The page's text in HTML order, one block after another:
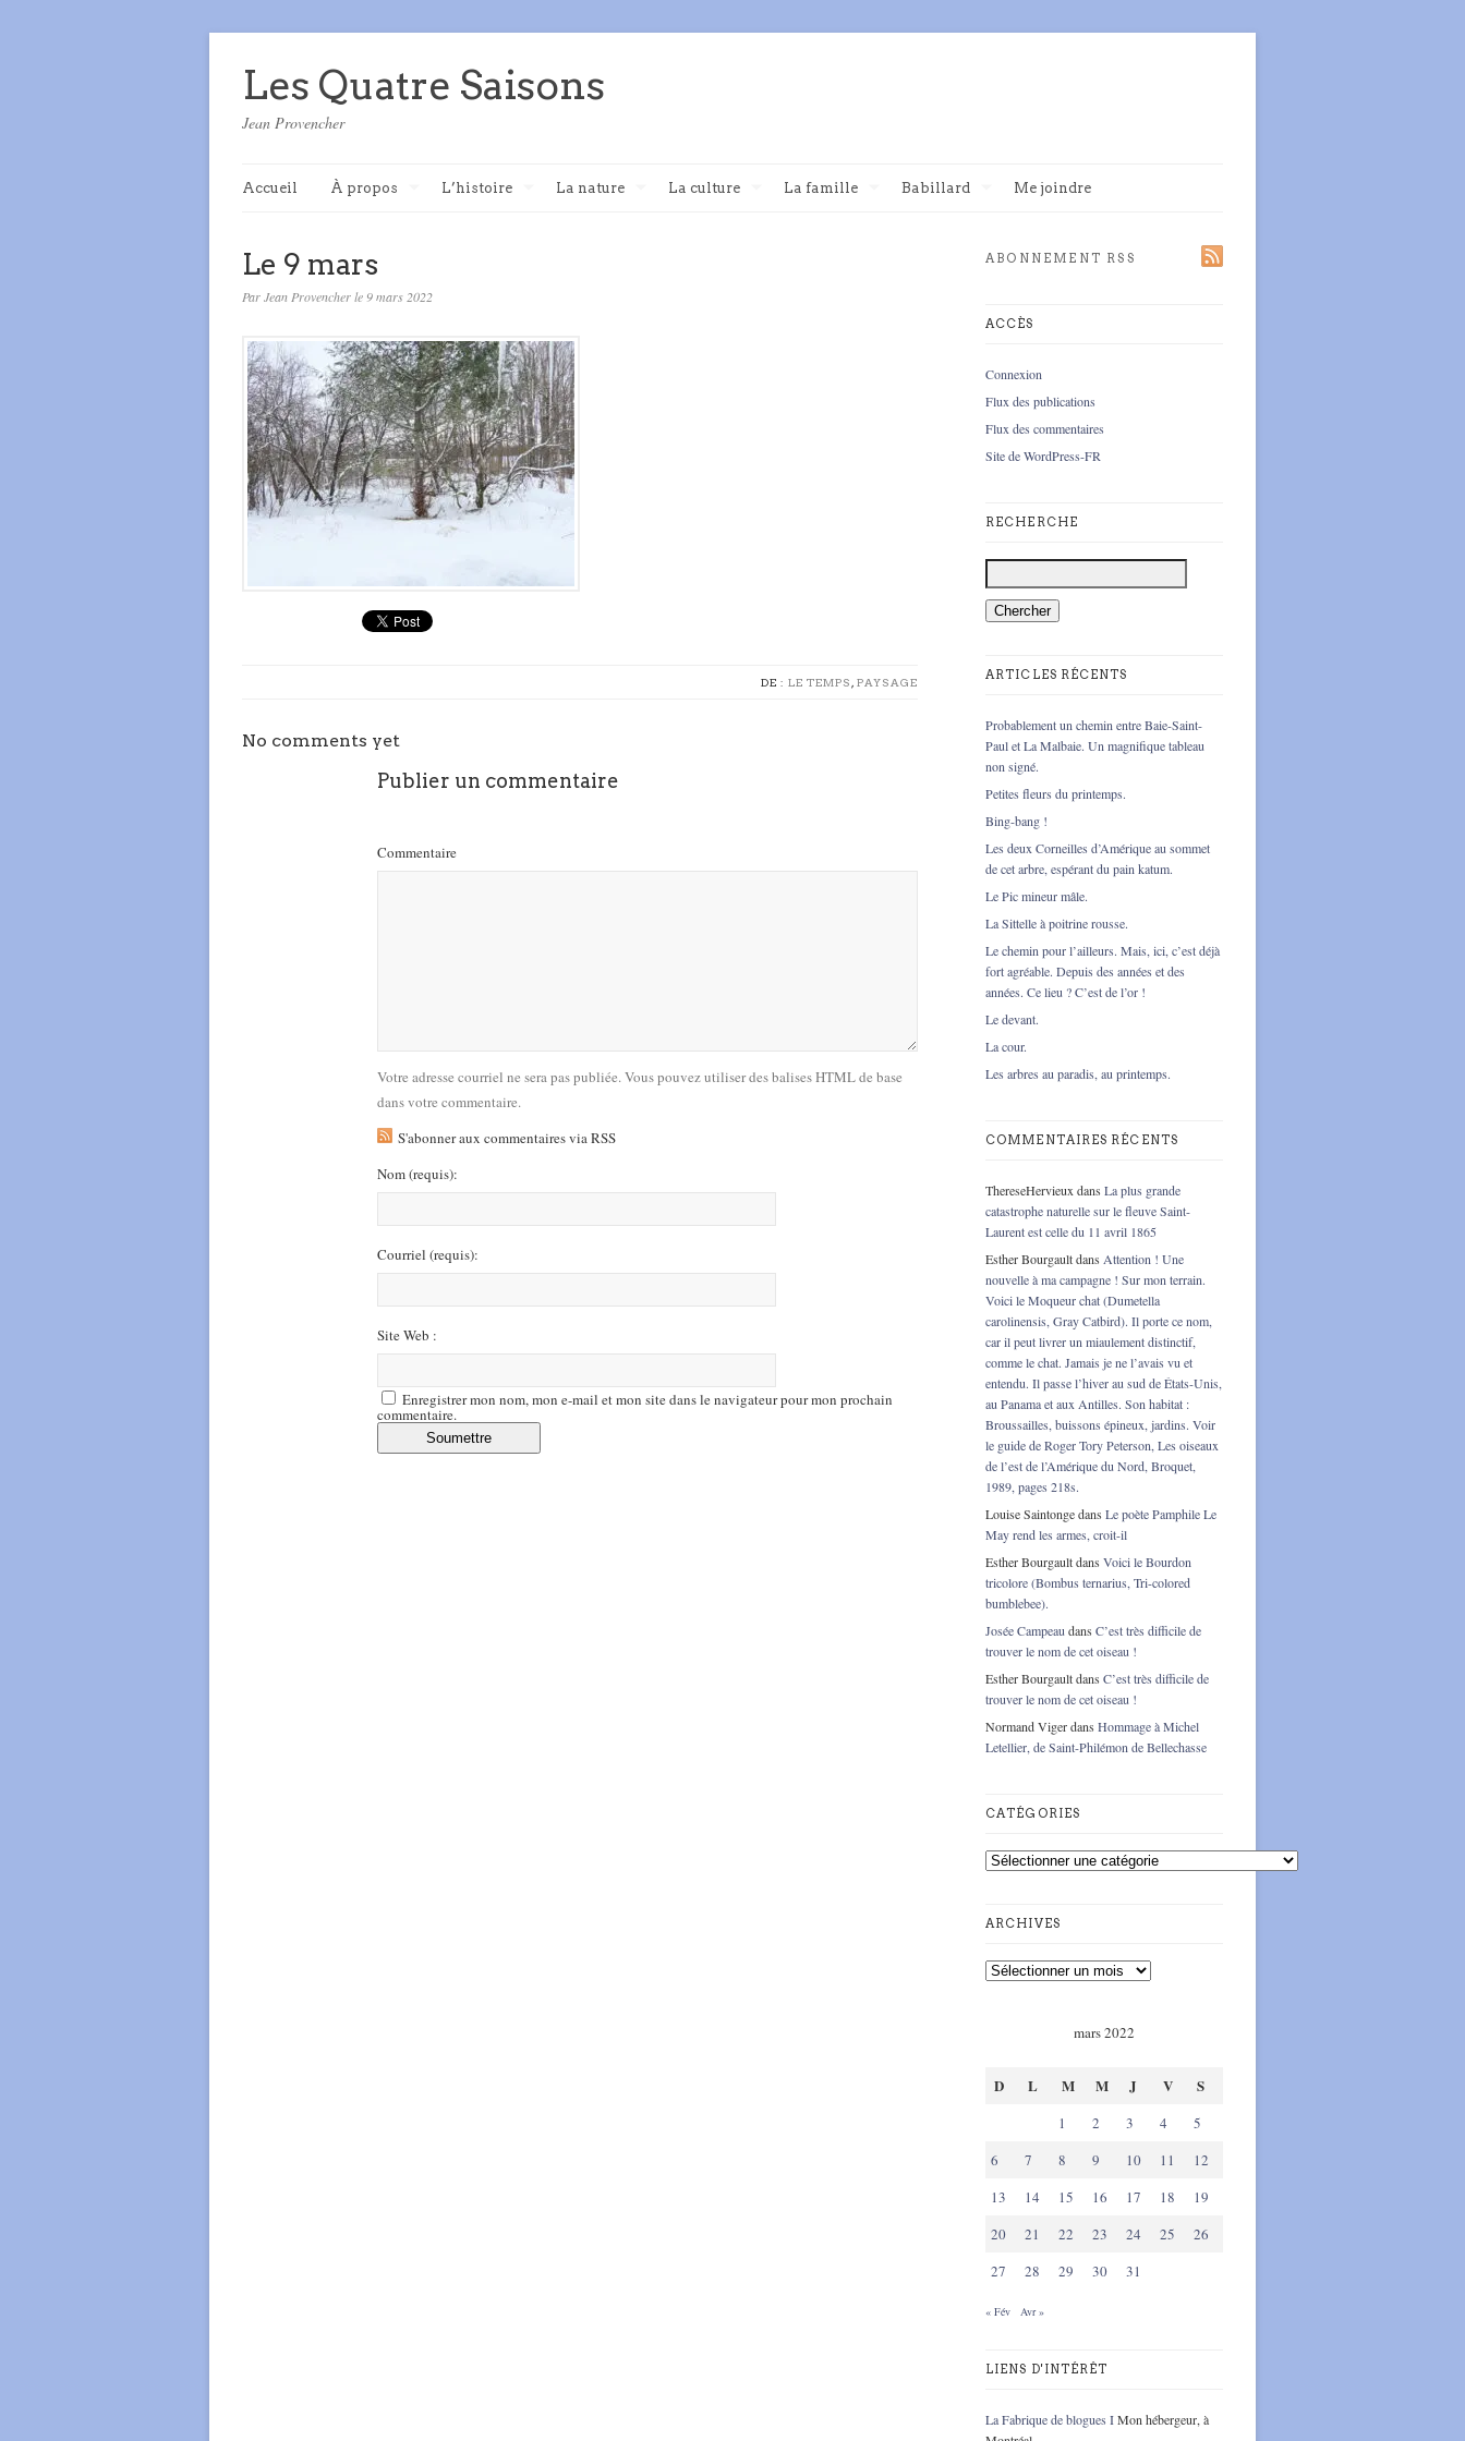
Les Quatre Saisons
Jean Provencher
Accueil À propos L’histoire La nature La culture La famille Babillard Me joindre
Le 9 mars
Par Jean Provencher le 9 mars 2022
DE : LE TEMPS , PAYSAGE
No comments yet
Publier un commentaire
Commentaire
Votre adresse courriel ne sera pas publiée. Vous pouvez utiliser des balises HTML de base
dans votre commentaire.
S'abonner aux commentaires via RSS
Nom(requis):
Courriel (requis):
Site Web :
Enregistrer mon nom, mon e-mail et mon site dans le navigateur pour mon prochain
commentaire.
ABONNEMENT RSS
ACCÈS
Connexion
Flux des publications
Flux des commentaires
Site de WordPress-FR
RECHERCHE
ARTICLES RÉCENTS
Probablement un chemin entre Baie-Saint-
Paul et La Malbaie. Un magnifique tableau
non signé.
Petites fleurs du printemps.
Bing-bang !
Les deux Corneilles d’Amérique au sommet
de cet arbre, espérant du pain katum.
Le Pic mineur mâle.
La Sittelle à poitrine rousse.
Le chemin pour l’ailleurs. Mais, ici, c’est déjà
fort agréable. Depuis des années et des
années. Ce lieu ? C’est de l’or !
Le devant.
La cour.
Les arbres au paradis, au printemps.
COMMENTAIRES RÉCENTS
ThereseHervieux dans La plus grande
catastrophe naturelle sur le fleuve Saint-
Laurent est celle du 11 avril 1865
Esther Bourgaultdans Attention ! Une
nouvelle à ma campagne ! Sur mon terrain.
Voici le Moqueur chat (Dumetella
carolinensis, Gray Catbird). Il porte ce nom,
car il peut livrer un miaulement distinctif,
comme le chat. Jamais je ne l’avais vu et
entendu. Il passe l’hiver au sud de États-Unis,
au Panama et aux Antilles. Son habitat :
Broussailles, buissons épineux, jardins. Voir
le guide de Roger Tory Peterson, Les oiseaux
de l’est de l’Amérique du Nord, Broquet,
1989, pages 218s.
Louise Saintongedans Le poète Pamphile Le
May rend les armes, croit-il
Esther Bourgaultdans Voici le Bourdon
tricolore (Bombus ternarius, Tri-colored
bumblebee).
Josée Campeau dans C’est très difficile de
trouver le nom de cet oiseau !
Esther Bourgaultdans C’est très difficile de
trouver le nom de cet oiseau !
Normand Vigerdans Hommage à Michel
Letellier, de Saint-Philémon de Bellechasse
CATÉGORIES
ARCHIVES
mars 2022
D L M M J V S
1 2 3 4
5
6
7 8 9 10 11
12
13
14 15 16 17 18
19
20
21 22 23 24 25
26
27
28 29 30 31
« Fév Avr »
LIENS D'INTÉRÊT
La Fabrique de blogues IMon hébergeur, à